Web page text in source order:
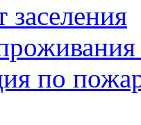
заселения
по